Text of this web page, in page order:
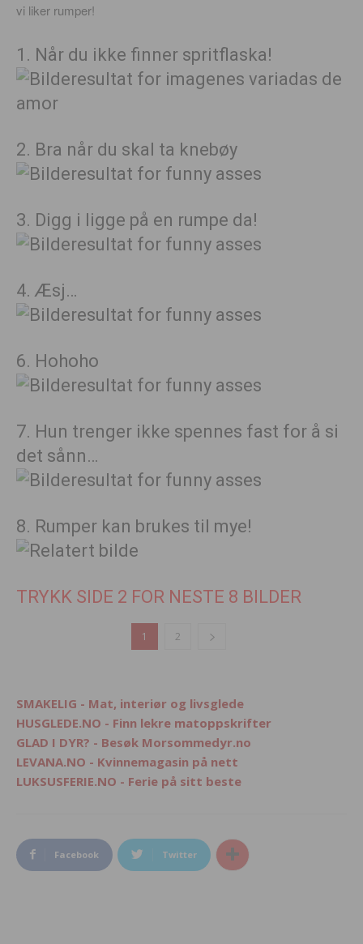
vi liker rumper!
1. Når du ikke finner spritflaska!
2. Bra når du skal ta knebøy
3. Digg i ligge på en rumpe da!
4. Æsj…
6. Hohoho
7. Hun trenger ikke spennes fast for å si
det sånn…
8. Rumper kan brukes til mye!
TRYKK SIDE 2 FOR NESTE 8 BILDER
1 2
SMAKELIG - Mat, interiør og livsglede
HUSGLEDE.NO - Finn lekre matoppskrifter
GLAD I DYR? - Besøk Morsommedyr.no
LEVANA.NO - Kvinnemagasin på nett
LUKSUSFERIE.NO - Ferie på sitt beste
Facebook Twitter